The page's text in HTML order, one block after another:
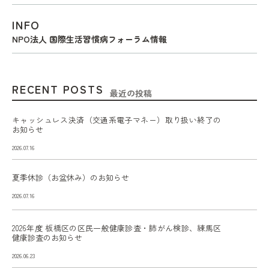
INFO
NPO法人 国際生活習慣病フォーラム情報
RECENT POSTS 最近の投稿
キャッシュレス決済（交通系電子マネー）取り扱い終了の
お知らせ
2026.07.16
夏季休診（お盆休み）のお知らせ
2026.07.16
2026年度 板橋区の区民一般健康診査・肺がん検診、練馬区
健康診査のお知らせ
2026.06.23